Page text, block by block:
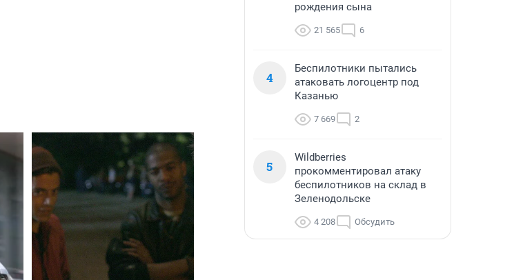
рождения сына
21 565 6
4
Беспилотники пытались
атаковать логоцентр под
Казанью
7 669 2
5
Wildberries
прокомментировал атаку
беспилотников на склад в
Зеленодольске
4 208 Обсудить